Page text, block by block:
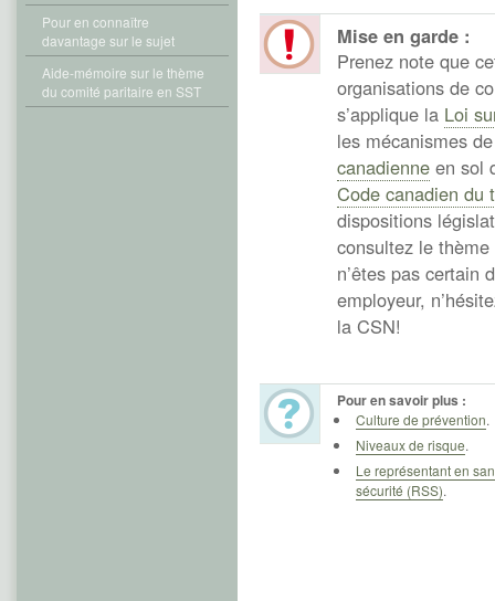
Pour en connaître
davantage sur le sujet
Aide-mémoire sur le thème
du comité paritaire en SST
Mise en garde :
Prenez note que
organisations de
s’applique la Loi
les mécanismes
canadienne en sol
Code canadien du
dispositions
consultez le
n’êtes pas certain
employeur,
la CSN!
Pour en savoir plus :
Culture de prévention.
Niveaux de risque.
Le représentant en
sécurité (RSS).